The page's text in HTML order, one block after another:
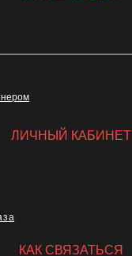
ЛИЧНЫЙ КАБИНЕТ
КАК СВЯЗАТЬСЯ